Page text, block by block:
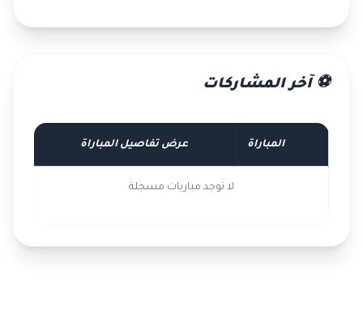
⚽ آخر المشاركات
المباراة عرض تفاصيل المباراة
لا توجد مباريات مسجلة